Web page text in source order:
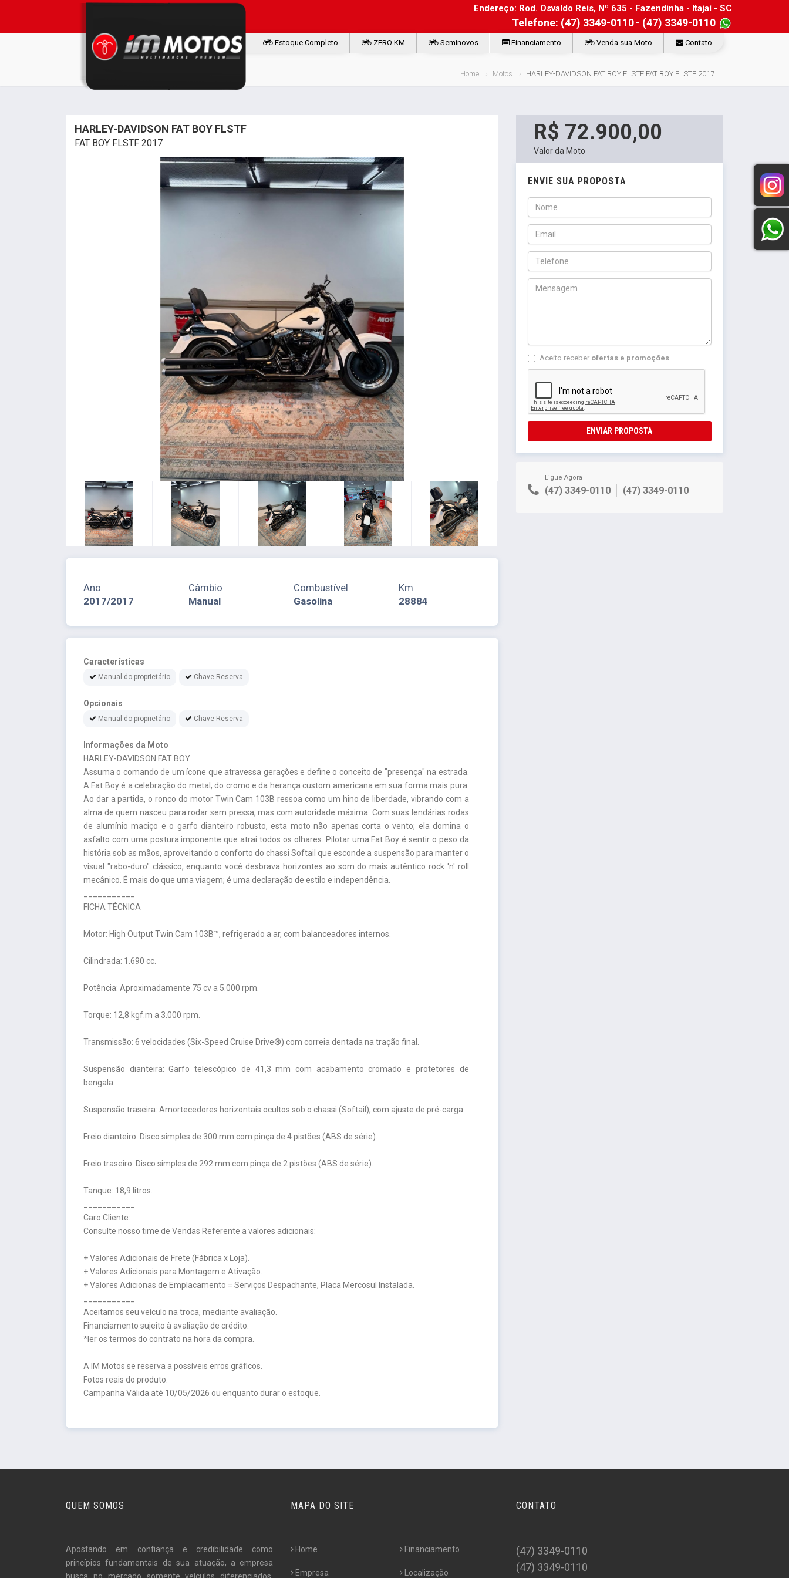
Endereço: Rod. Osvaldo Reis, Nº 635 - Fazendinha - Itajaí - SC
Telefone: (47) 3349-0110- (47) 3349-0110
Estoque Completo ZERO KM Seminovos Financiamento Venda sua Moto Contato
Home Motos HARLEY-DAVIDSON FAT BOY FLSTF FAT BOY FLSTF 2017
HARLEY-DAVIDSON FAT BOY FLSTF
FAT BOY FLSTF 2017
Ano
2017/2017
Câmbio
Manual
Combustível
Gasolina
Km
28884
Características
Manual do proprietário Chave Reserva
Opcionais
Manual do proprietário Chave Reserva
Informações da Moto
HARLEY-DAVIDSON FAT BOY
Assuma o comando de um ícone que atravessa gerações e define o conceito de "presença" na estrada.
A Fat Boy é a celebração do metal, do cromo e da herança custom americana em sua forma mais pura.
Ao dar a partida, o ronco do motor Twin Cam 103B ressoa como um hino de liberdade, vibrando com a
alma de quem nasceu para rodar sem pressa, mas com autoridade máxima. Com suas lendárias rodas
de alumínio maciço e o garfo dianteiro robusto, esta moto não apenas corta o vento; ela domina o
asfalto com uma postura imponente que atrai todos os olhares. Pilotar uma Fat Boy é sentir o peso da
história sob as mãos, aproveitando o conforto do chassi Softail que esconde a suspensão para manter o
visual "rabo-duro" clássico, enquanto você desbrava horizontes ao som do mais autêntico rock 'n' roll
mecânico. É mais do que uma viagem; é uma declaração de estilo e independência.
FICHA TÉCNICA
Motor: High Output Twin Cam 103B™, refrigerado a ar, com balanceadores internos.
Cilindrada: 1.690 cc.
Potência: Aproximadamente 75 cv a 5.000 rpm.
Torque: 12,8 kgf.m a 3.000 rpm.
Transmissão: 6 velocidades (Six-Speed Cruise Drive®) com correia dentada na tração final.
Suspensão dianteira: Garfo telescópico de 41,3 mm com acabamento cromado e protetores de
bengala.
Suspensão traseira: Amortecedores horizontais ocultos sob o chassi (Softail), com ajuste de pré-carga.
Freio dianteiro: Disco simples de 300 mm com pinça de 4 pistões (ABS de série).
Freio traseiro: Disco simples de 292 mm com pinça de 2 pistões (ABS de série).
Tanque: 18,9 litros.
Caro Cliente:
Consulte nosso time de Vendas Referente a valores adicionais:
+ Valores Adicionais de Frete (Fábrica x Loja).
+ Valores Adicionais para Montagem e Ativação.
+ Valores Adicionas de Emplacamento = Serviços Despachante, Placa Mercosul Instalada.
Aceitamos seu veículo na troca, mediante avaliação.
Financiamento sujeito à avaliação de crédito.
*ler os termos do contrato na hora da compra.
A IM Motos se reserva a possíveis erros gráficos.
Fotos reais do produto.
Campanha Válida até 10/05/2026 ou enquanto durar o estoque.
R$ 72.900,00
Valor da Moto
ENVIE SUA PROPOSTA
Aceito receber ofertas e promoções
ENVIAR PROPOSTA
Ligue Agora
(47) 3349-0110 (47) 3349-0110
QUEM SOMOS
Apostando em confiança e credibilidade como
princípios fundamentais de sua atuação, a empresa
MAPA DO SITE
Home
Empresa
Financiamento
Localização
CONTATO
(47) 3349-0110
(47) 3349-0110